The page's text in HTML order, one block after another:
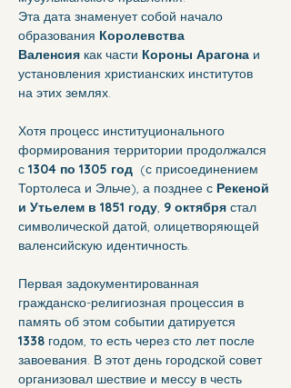
Эта дата знаменует собой начало
образования Королевства
Валенсия как части Короны Арагона и
установления христианских институтов
на этих землях.
Хотя процесс институционального
формирования территории продолжался
с 1304 по 1305 год (с присоединением
Тортолеса и Эльче), а позднее с Рекеной
и Утьелем в 1851 году 9 октября стал
символической датой, олицетворяющей
валенсийскую идентичность.
Первая задокументированная
гражданско-религиозная процессия в
память об этом событии датируется
1338 годом, то есть через сто лет после
завоевания. В этот день городской совет
организовал шествие и мессу в честь